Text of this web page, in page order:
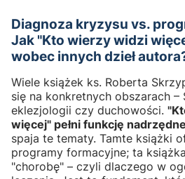
Diagnoza kryzysu vs.
Jak "Kto wierzy widzi
wobec innych dzieł
Wiele książek ks. Roberta
się na konkretnych obszarach –
eklezjologii czy duchowości.
więcej" pełni funkcję
spaja te tematy. Tamte książki
programy formacyjne; ta
"chorobę" – czyli dlaczego w